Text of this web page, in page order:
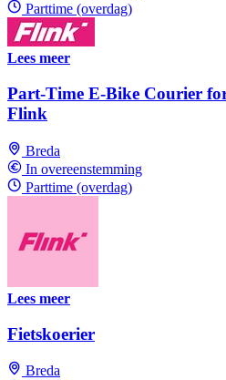
Parttime (overdag)
Lees meer
Part-Time E-Bike Courier
Flink
Breda
In overeenstemming
Parttime (overdag)
Lees meer
Fietskoerier
Breda